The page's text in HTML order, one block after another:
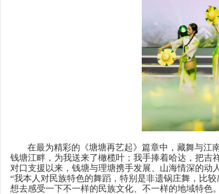
在最为精彩的《塘塘再艺起》篇章中，藏舞与江
钱塘江畔，为我送来了橄榄叶；我手捧着哈达，把吉
对口支援以来，钱塘与理塘携手发展、山海情深的动
“我本人对民族特色的舞蹈，特别是非遗锅庄舞，比
想去感受一下不一样的民族文化、不一样的地域特色